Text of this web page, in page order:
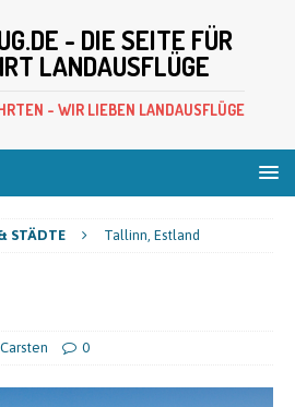
- DIE SEITE FÜR
LANDAUSFLÜGE
- WIR LIEBEN LANDAUSFLÜGE
STÄDTE Tallinn, Estland
Carsten 0